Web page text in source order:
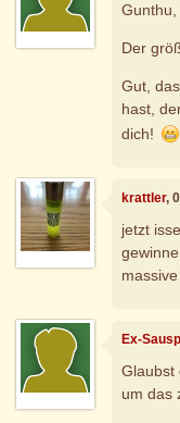
Der
Gut,
hast,
dich!
krattler,
jetzt
Ex-
Glaubst
um das